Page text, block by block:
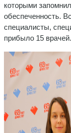
которыми
обеспеченность.
специалисты,
прибыло 15 врачей.